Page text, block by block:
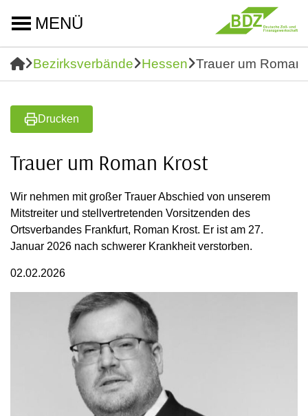
MENÜ
Bezirksverbände Hessen Trauer um Roman
Drucken
Trauer um Roman Krost
Wir nehmen mit großer Trauer Abschied von unserem
Mitstreiter und stellvertretenden Vorsitzenden des
Ortsverbandes Frankfurt, Roman Krost. Er ist am 27.
Januar 2026 nach schwerer Krankheit verstorben.
02.02.2026